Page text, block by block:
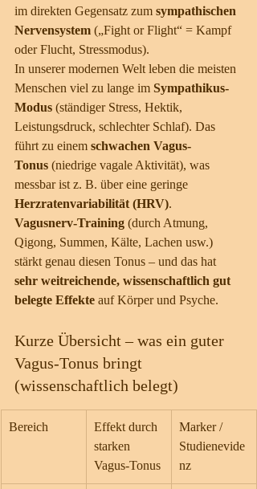
im direkten Gegensatz zum sympathischen
Nervensystem („Fight or Flight“ = Kampf
oder Flucht, Stressmodus).
In unserer modernen Welt leben die meisten
Menschen viel zu lange im Sympathikus-
Modus (ständiger Stress, Hektik,
Leistungsdruck, schlechter Schlaf). Das
führt zu einem schwachen Vagus-
Tonus (niedrige vagale Aktivität), was
messbar ist z. B. über eine geringe
Herzratenvariabilität (HRV).
Vagusnerv-Training (durch Atmung,
Qigong, Summen, Kälte, Lachen usw.)
stärkt genau diesen Tonus – und das hat
sehr weitreichende, wissenschaftlich gut
belegte Effekte auf Körper und Psyche.
Kurze Übersicht – was ein guter
Vagus-Tonus bringt
(wissenschaftlich belegt)
Bereich
Effekt durch
starken
Vagus-Tonus
Marker /
Studienevide
nz